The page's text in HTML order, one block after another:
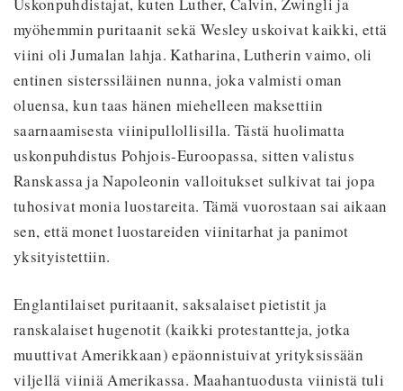
myöhemmin puritaanit sekä Wesley uskoivat kaikki, että
viini oli Jumalan lahja. Katharina, Lutherin vaimo, oli
entinen sisterssiläinen nunna, joka valmisti oman
oluensa, kun taas hänen miehelleen maksettiin
saarnaamisesta viinipullollisilla. Tästä huolimatta
uskonpuhdistus Pohjois-Euroopassa, sitten valistus
Ranskassa ja Napoleonin valloitukset sulkivat tai jopa
tuhosivat monia luostareita. Tämä vuorostaan sai aikaan
sen, että monet luostareiden viinitarhat ja panimot
yksityistettiin.
Englantilaiset puritaanit, saksalaiset pietistit ja
ranskalaiset hugenotit (kaikki protestantteja, jotka
muuttivat Amerikkaan) epäonnistuivat yrityksissään
viljellä viiniä Amerikassa. Maahantuodusta viinistä tuli